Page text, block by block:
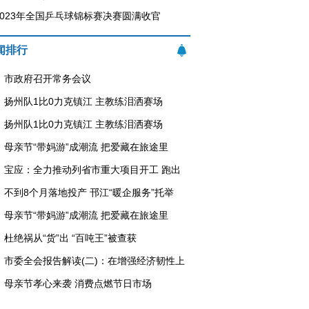
年全国乒乓球锦标赛决赛圆满收官
排行
市政府召开常务会议
扬州队1比0力克镇江 主教练泪洒赛场
扬州队1比0力克镇江 主教练泪洒赛场
母亲节“带妈游”成潮流 把爱藏在旅途里
宝应：全力推动列省市重大项目开工 跑出
不到8个月落地投产 邗江“暖企服务”托举
母亲节“带妈游”成潮流 把爱藏在旅途里
杜绝祸从“货”出 “百吨王”被查获
市委全会报告解读(二)：在增强经济韧性上
母亲节孝心来袭 消费点燃节日市场